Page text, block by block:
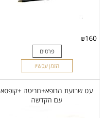
₪160
פרטים
הזמן עכשיו
עט שבועת הרופא+חריטה +קופסא
עם הקדשה